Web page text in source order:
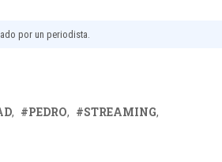
por un periodista.
PEDRO
STREAMING